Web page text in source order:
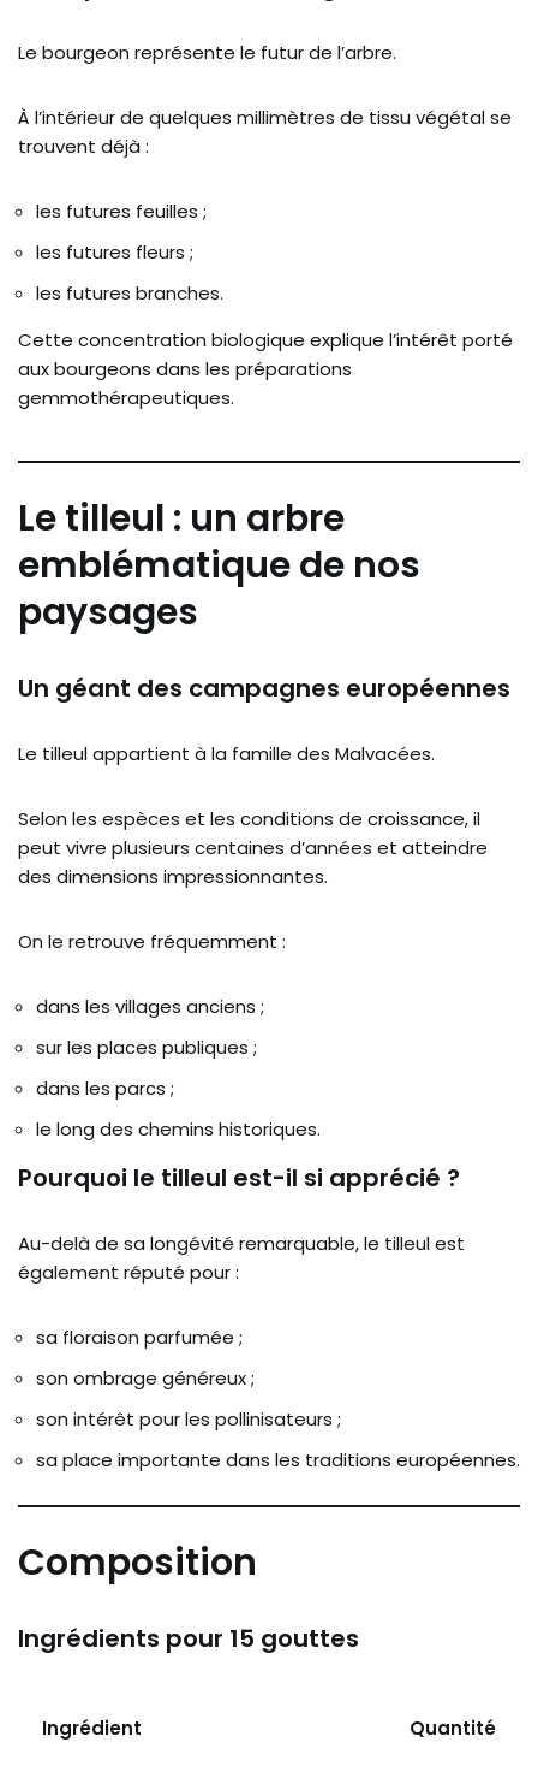
Le bourgeon représente le futur de l’arbre.
À l’intérieur de quelques millimètres de tissu végétal se
trouvent déjà :
les futures feuilles ;
les futures fleurs ;
les futures branches.
Cette concentration biologique explique l’intérêt porté
aux bourgeons dans les préparations
gemmothérapeutiques.
Le tilleul : un arbre
emblématique de nos
paysages
Un géant des campagnes européennes
Le tilleul appartient à la famille des Malvacées.
Selon les espèces et les conditions de croissance, il
peut vivre plusieurs centaines d’années et atteindre
des dimensions impressionnantes.
On le retrouve fréquemment :
dans les villages anciens ;
sur les places publiques ;
dans les parcs ;
le long des chemins historiques.
Pourquoi le tilleul est-il si apprécié ?
Au-delà de sa longévité remarquable, le tilleul est
également réputé pour :
sa floraison parfumée ;
son ombrage généreux ;
son intérêt pour les pollinisateurs ;
sa place importante dans les traditions européennes.
Composition
Ingrédients pour 15 gouttes
Ingrédient Quantité